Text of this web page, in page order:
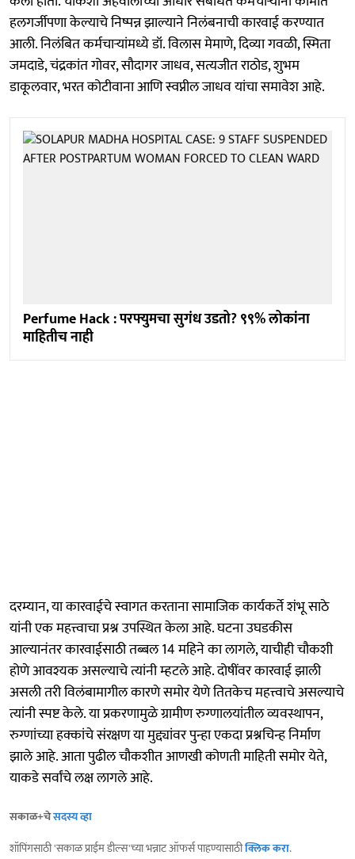
हलगर्जीपणा केल्याचे निष्पन्न झाल्याने निलंबनाची कारवाई करण्यात
आली. निलंबित कर्मचाऱ्यांमध्ये डॉ. विलास मेमाणे, दिव्या गवळी, स्मिता
जमदाडे, चंद्रकांत गोवर, सौदागर जाधव, सत्यजीत राठोड, शुभम
डाकूलवार, भरत कोटीवाना आणि स्वप्नील जाधव यांचा समावेश आहे.
Perfume Hack : परफ्युमचा सुगंध उडतो? ९९% लोकांना
माहितीच नाही
दरम्यान, या कारवाईचे स्वागत करताना सामाजिक कार्यकर्ते शंभू साठे
यांनी एक महत्त्वाचा प्रश्न उपस्थित केला आहे. घटना उघडकीस
आल्यानंतर कारवाईसाठी तब्बल 14 महिने का लागले, याचीही चौकशी
होणे आवश्यक असल्याचे त्यांनी म्हटले आहे. दोषींवर कारवाई झाली
असली तरी विलंबामागील कारणे समोर येणे तितकेच महत्त्वाचे असल्याचे
त्यांनी स्पष्ट केले. या प्रकरणामुळे ग्रामीण रुग्णालयांतील व्यवस्थापन,
रुग्णांच्या हक्कांचे संरक्षण या मुद्द्यांवर पुन्हा एकदा प्रश्नचिन्ह निर्माण
झाले आहे. आता पुढील चौकशीत आणखी कोणती माहिती समोर येते,
याकडे सर्वांचे लक्ष लागले आहे.
सकाळ+चेसदस्य व्हा
शॉपिंगसाठी 'सकाळ प्राईम डील्स'च्या भन्नाट ऑफर्स पाहण्यासाठीक्लिक करा.